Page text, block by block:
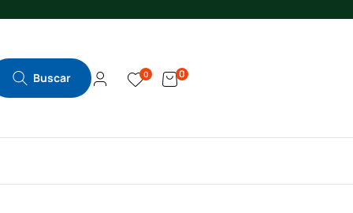
Buscar 0 0